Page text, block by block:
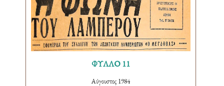
ΦΥΛΛΟ 11
Αύγουστος 1984